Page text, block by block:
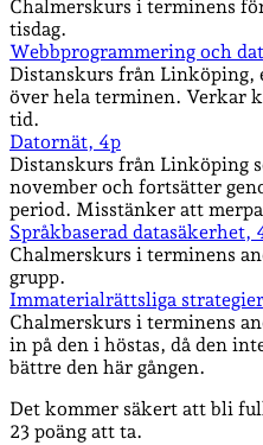
Chalmerskurs i terminens
tisdag.
Webbprogrammering och
Distanskurs från Linköping,
över hela terminen. Verkar
tid.
Datornät, 4p
Distanskurs från Linköping
november och fortsätter
period. Misstänker att
Språkbaserad datasäkerhet,
Chalmerskurs i terminens
grupp.
Immaterialrättsliga
Chalmerskurs i terminens
in på den i höstas, då den
bättre den här gången.
Det kommer säkert att bli
23 poäng att ta.